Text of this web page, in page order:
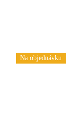
Na objednávku
Na objednávku